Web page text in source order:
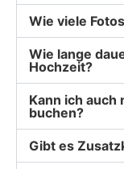
Wie viele
Wie lange
Hochzeit?
Kann ich
buchen?
Gibt es